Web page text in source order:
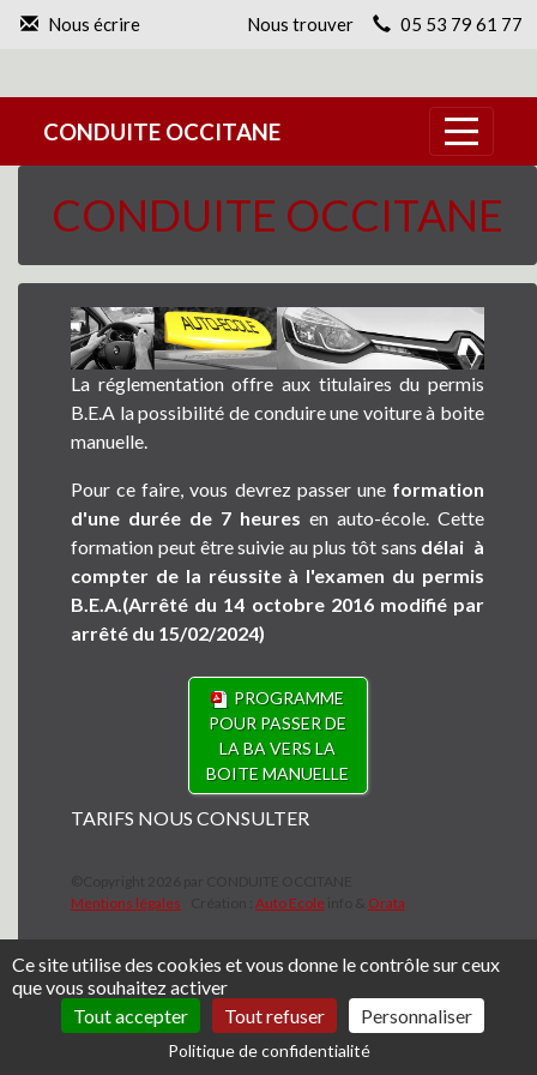
Panneau de gestion des cookies
Ce site utilise des cookies et vous donne le contrôle sur ceux
que vous souhaitez activer
Tout accepter
Tout refuser Personnaliser
Politique de confidentialité
Nous écrire Nous trouver 05 53 79 61 77
CONDUITE OCCITANE
CONDUITE OCCITANE
La réglementation offre aux titulaires du permis
B.E.A la possibilité de conduire une voiture à boite
manuelle.
Pour ce faire, vous devrez passer une formation
d'une durée de 7 heures en auto-école. Cette
formation peut être suivie au plus tôt sans délai à
compter de la réussite à l'examen du permis
B.E.A.(Arrêté du 14 octobre 2016 modifié par
arrêté du 15/02/2024)
PROGRAMME
POUR PASSER DE
LA BA VERS LA
BOITE MANUELLE
TARIFS NOUS CONSULTER
Mentions légales
Auto Ecole Orata